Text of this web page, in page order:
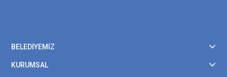
BELEDİYEMİZ
KURUMSAL